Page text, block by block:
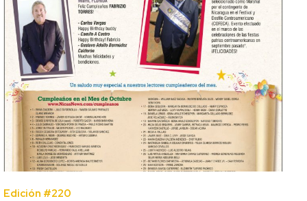
Edición #220